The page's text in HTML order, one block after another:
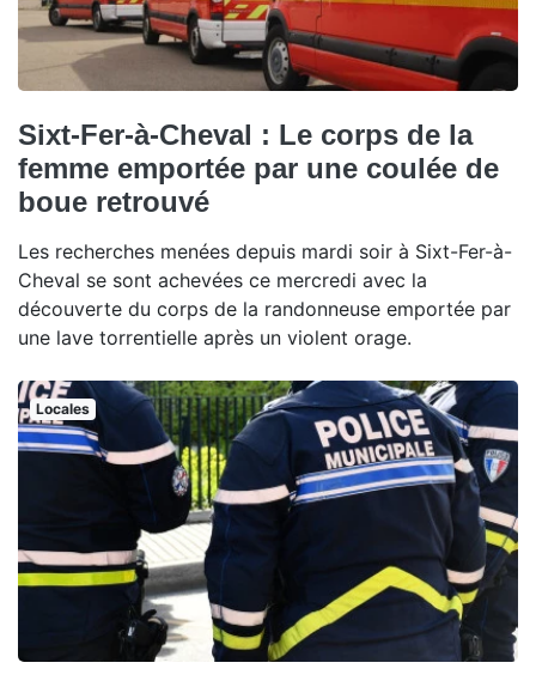
Sixt-Fer-à-Cheval : Le corps de la
femme emportée par une coulée de
boue retrouvé
Les recherches menées depuis mardi soir à Sixt-Fer-à-
Cheval se sont achevées ce mercredi avec la
découverte du corps de la randonneuse emportée par
une lave torrentielle après un violent orage.
Locales